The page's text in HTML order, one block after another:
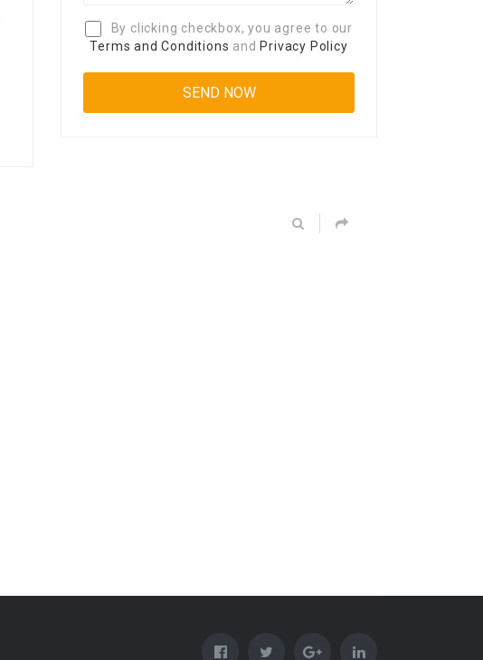
By clicking checkbox, you agree to our
Terms and Conditions and Privacy Policy